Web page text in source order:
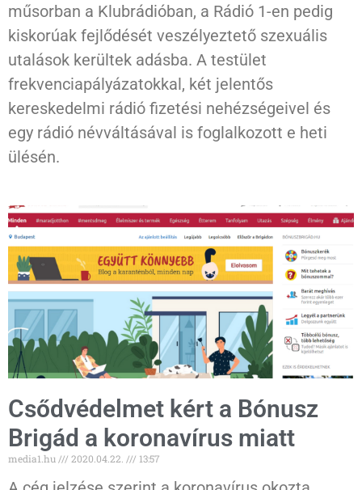
műsorban a Klubrádióban, a Rádió 1-en pedig
kiskorúak fejlődését veszélyeztető szexuális
utalások kerültek adásba. A testület
frekvenciapályázatokkal, két jelentős
kereskedelmi rádió fizetési nehézségeivel és
egy rádió névváltásával is foglalkozott e heti
ülésén.
Csődvédelmet kért a Bónusz
Brigád a koronavírus miatt
media1.hu 2020.04.22. 13:57